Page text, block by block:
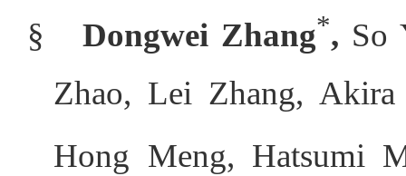
§
Dongwei Zhang*, So
Zhao, Lei Zhang,
Hong Meng, Hatsumi